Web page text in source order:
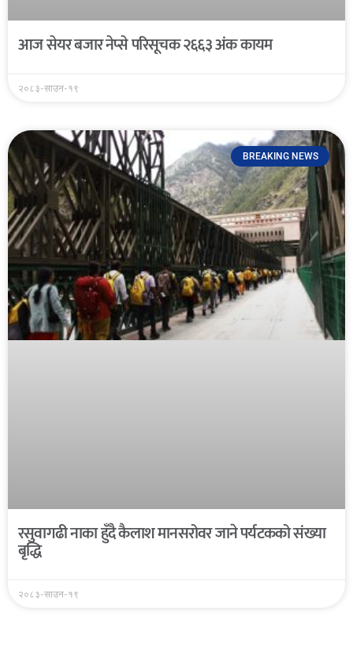
आज सेयर बजार नेप्से परिसूचक २६६३ अंक कायम
२०८३-साउन-१९
BREAKING NEWS
रसुवागढी नाका हुँदै कैलाश मानसरोवर जाने पर्यटकको संख्या
बृद्धि
२०८३-साउन-१९